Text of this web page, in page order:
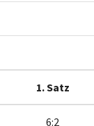
1. Satz
6:2